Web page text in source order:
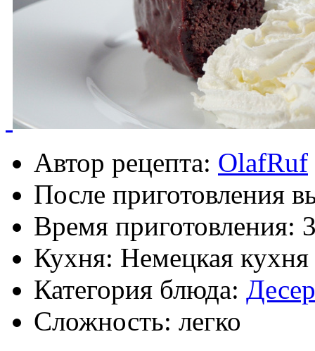
Автор рецепта: OlafRuf
После приготовления
Время приготовления:
Кухня: Немецкая кухня
Категория блюда:
Сложность: легко